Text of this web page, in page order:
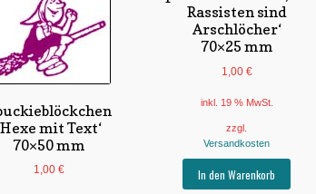
mit Text‘
70×50 mm
1,00 €
Rassisten sind
Arschlöcher‘
70×25 mm
1,00 €
inkl. 19 % MwSt.
zzgl.
Versandkosten
In den Warenkorb